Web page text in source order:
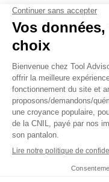
Wall of ❤️
Plan du site
Mentions légales
Contact
© Copyright 2026 -